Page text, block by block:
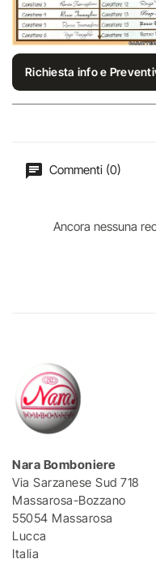
Richiesta info e
Commenti (0)
Ancora nessuna
Nara Bomboniere
Via Sarzanese Sud 718
Massarosa-Bozzano
55054 Massarosa
Lucca
Italia